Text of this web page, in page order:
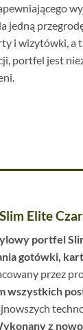
jedną
i wizytówki, a
portfel jest
Elite
portfel
gotówki,
przez
wszystkich
z